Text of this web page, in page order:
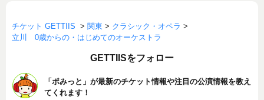
チケット GETTIIS > 関東 > クラシック・オペラ >
立川 0歳からの・はじめてのオーケストラ
GETTIISをフォロー
「ポみっと」が最新のチケット情報や注目の公演情報を教え
てくれます！